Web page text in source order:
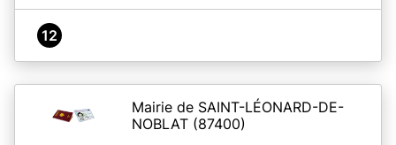
12
Mairie de SAINT-LÉONARD-DE-
NOBLAT (87400)